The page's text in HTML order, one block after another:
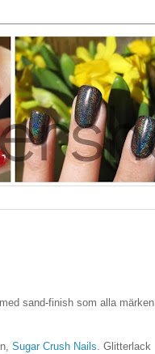
sand-finish som alla märken
Sugar Crush Nails. Glitterlack